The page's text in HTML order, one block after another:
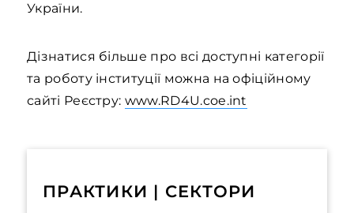
України.
Дізнатися більше про всі доступні категорії
та роботу інституції можна на офіційному
сайті Реєстру: www.RD4U.coe.int
ПРАКТИКИ | СЕКТОРИ